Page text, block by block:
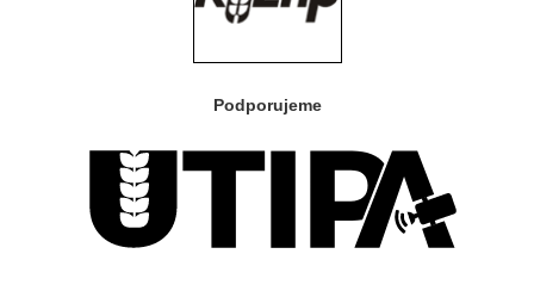
Podporujeme